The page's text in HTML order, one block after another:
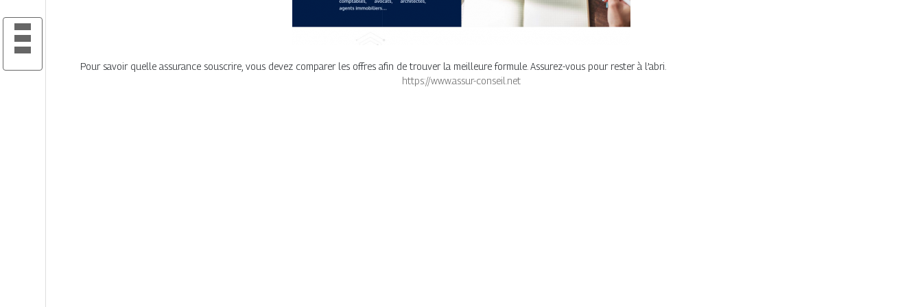
Pour savoir quelle assurance souscrire, vous devez comparer les offres afin de trouver la meilleure formule. Assurez-vous pour rester à l’abri.
https://www.assur-conseil.net